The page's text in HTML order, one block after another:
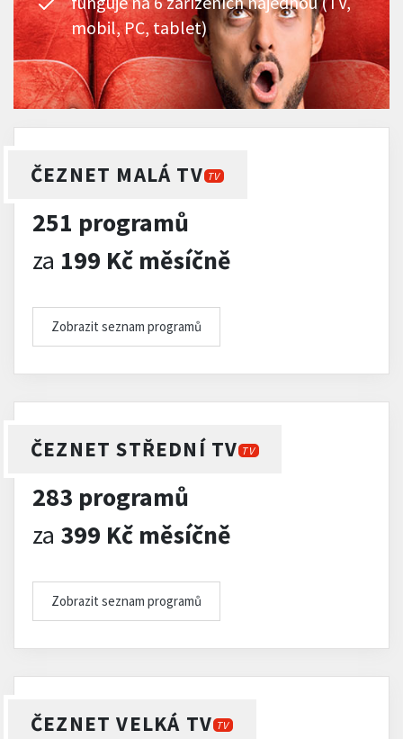
mobil, PC, tablet)
ČEZNET MALÁ TV TV
251 programů
za 199 Kč měsíčně
Zobrazit seznam programů
ČEZNET STŘEDNÍ TV TV
283 programů
za 399 Kč měsíčně
Zobrazit seznam programů
ČEZNET VELKÁ TV TV